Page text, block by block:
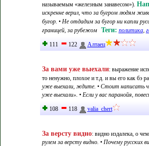
называемым «железным занавесом»).
искренне верил, что за бугром людям
бугор. • Не отдадим за бугор ни капли
границей, за рубежом Теги: политика,
111 122 Алтаец
За вами уже выехали: выражение
то ненужно, плохое и т.д. и вы его как бэ
уже выехали, ждите. • Стоит написать
уже выехали». • Если у вас паранойя,
108 118 valia_chert
За версту видно: видно издалека, о
рулем за версту видно. • Почему